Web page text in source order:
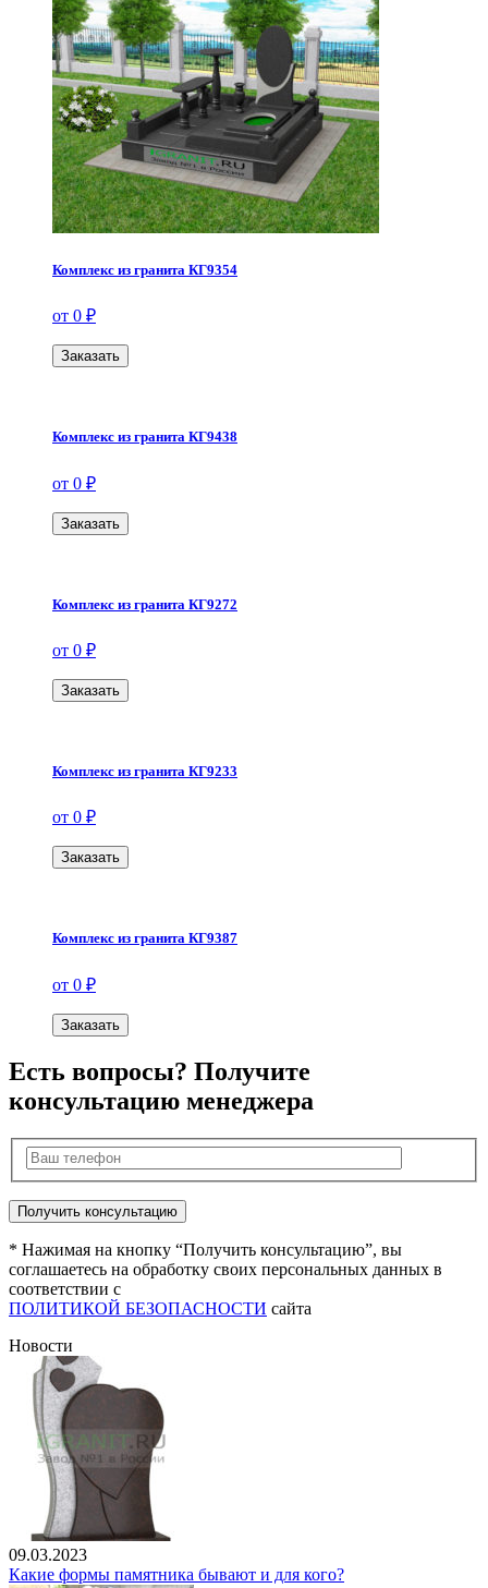
Комплекс из гранита КГ9354
от 0 ₽
Заказать
Комплекс из гранита КГ9438
от 0 ₽
Заказать
Комплекс из гранита КГ9272
от 0 ₽
Заказать
Комплекс из гранита КГ9233
от 0 ₽
Заказать
Комплекс из гранита КГ9387
от 0 ₽
Заказать
Есть вопросы? Получите
консультацию менеджера
* Нажимая на кнопку “Получить консультацию”, вы
соглашаетесь на обработку своих персональных данных в
соответствии с
ПОЛИТИКОЙ БЕЗОПАСНОСТИ сайта
Новости
09.03.2023
Какие формы памятника бывают и для кого?